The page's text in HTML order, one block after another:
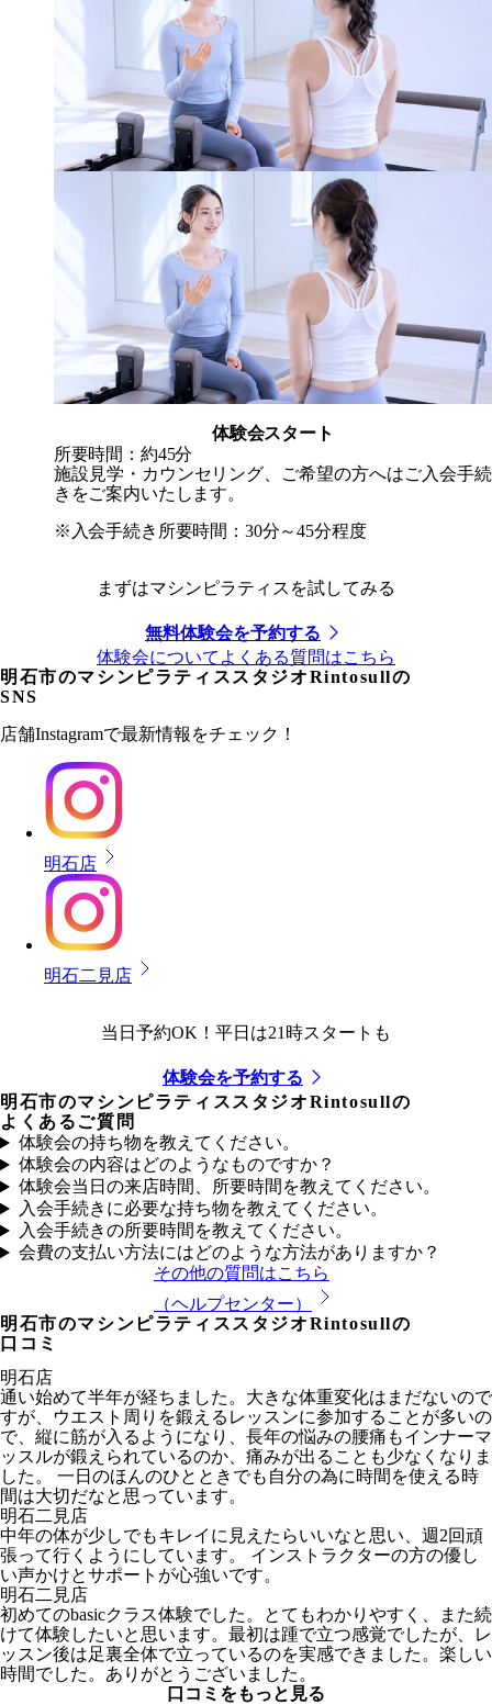
体験会スタート
所要時間：約45分
施設見学・カウンセリング、ご希望の方へはご入会手続
きをご案内いたします。
※入会手続き所要時間：30分～45分程度
まずはマシンピラティスを試してみる
無料体験会を予約する
体験会についてよくある質問はこちら
明石市のマシンピラティススタジオRintosullの
SNS
店舗Instagramで最新情報をチェック！
明石店
明石二見店
当日予約OK！平日は21時スタートも
体験会を予約する
明石市のマシンピラティススタジオRintosullの
よくあるご質問
体験会の持ち物を教えてください。
体験会の内容はどのようなものですか？
体験会当日の来店時間、所要時間を教えてください。
入会手続きに必要な持ち物を教えてください。
入会手続きの所要時間を教えてください。
会費の支払い方法にはどのような方法がありますか？
その他の質問はこちら
（ヘルプセンター）
明石市のマシンピラティススタジオRintosullの
口コミ
明石店
通い始めて半年が経ちました。大きな体重変化はまだないので
すが、ウエスト周りを鍛えるレッスンに参加することが多いの
で、縦に筋が入るようになり、長年の悩みの腰痛もインナーマ
ッスルが鍛えられているのか、痛みが出ることも少なくなりま
した。 一日のほんのひとときでも自分の為に時間を使える時
間は大切だなと思っています。
明石二見店
中年の体が少しでもキレイに見えたらいいなと思い、週2回頑
張って行くようにしています。 インストラクターの方の優し
い声かけとサポートが心強いです。
明石二見店
初めてのbasicクラス体験でした。とてもわかりやすく、また続
けて体験したいと思います。最初は踵で立つ感覚でしたが、レ
ッスン後は足裏全体で立っているのを実感できました。楽しい
時間でした。ありがとうございました。
口コミをもっと見る